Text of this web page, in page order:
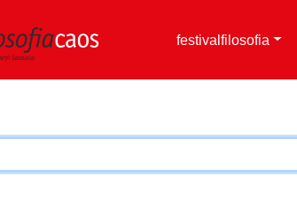
festivalfilosofia